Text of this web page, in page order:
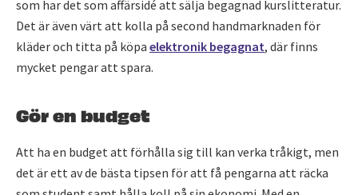
som har det som affärsidé att sälja begagnad kurslitteratur.
Det är även värt att kolla på second handmarknaden för
kläder och titta på köpa elektronik begagnat, där finns
mycket pengar att spara.
Gör en budget
Att ha en budget att förhålla sig till kan verka tråkigt, men
det är ett av de bästa tipsen för att få pengarna att räcka